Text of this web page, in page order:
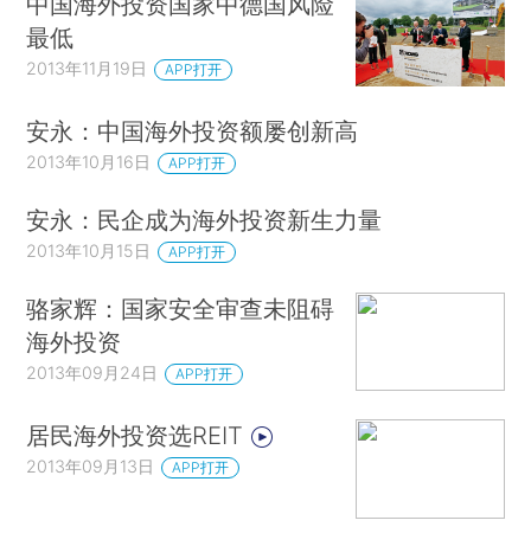
最低
2013年11月19日 APP打开
安永：中国海外投资额屡创新高
2013年10月16日 APP打开
安永：民企成为海外投资新生力量
2013年10月15日 APP打开
骆家辉：国家安全审查未阻碍
海外投资
2013年09月24日 APP打开
居民海外投资选REIT
2013年09月13日 APP打开